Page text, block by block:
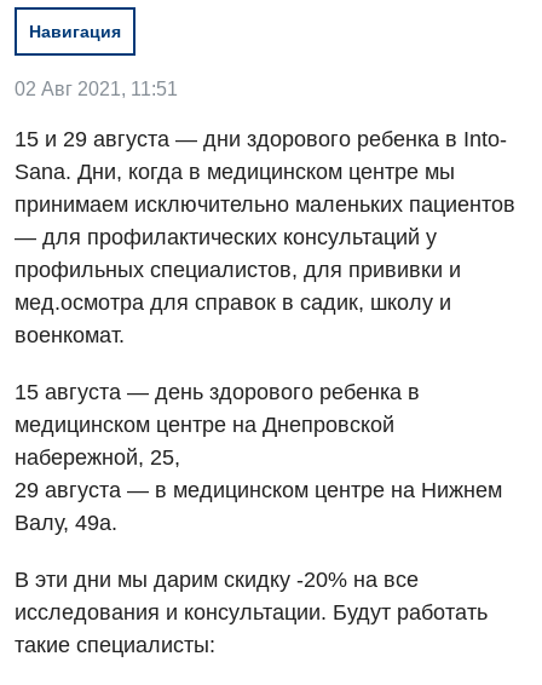
Вакансии
Мероприятия БПР
Интернатура
Энциклопедия
Программа лояльности
Видео
Диагностика
Ангиографические исследования
Диагностическое отделение
Инструментальная диагностика
Компьютерная томография
Магнитно-резонансная томография
Маммография
Нейросонография
Диагностическое отделение
Дневной стационар
Онкологическое отделение
Декларирование
Лечение острого инфаркта
Навигация
02 Авг 2021, 11:51
15 и 29 августа — дни здорового ребенка в Into-
Sana. Дни, когда в медицинском центре мы
принимаем исключительно маленьких пациентов
— для профилактических консультаций у
профильных специалистов, для прививки и
мед.осмотра для справок в садик, школу и
военкомат.
15 августа — день здорового ребенка в
медицинском центре на Днепровской
набережной, 25,
29 августа — в медицинском центре на Нижнем
Валу, 49а.
В эти дни мы дарим скидку -20% на все
исследования и консультации. Будут работать
такие специалисты: